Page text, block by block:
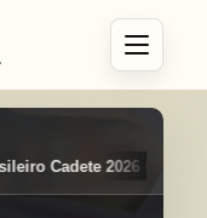
Sul
nacionais Mato